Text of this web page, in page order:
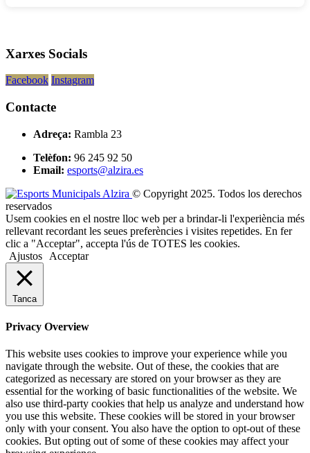
Xarxes Socials
Facebook Instagram
Contacte
Adreça: Rambla 23
Telèfon: 96 245 92 50
Email: esports@alzira.es
© Copyright 2025. Todos los derechos
reservados
Usem cookies en el nostre lloc web per a brindar-li l'experiència més
rellevant recordant les seues preferències i visites repetides. En fer
clic a "Acceptar", accepta l'ús de TOTES les cookies.
Ajustos
Acceptar
Tanca
Privacy Overview
This website uses cookies to improve your experience while you
navigate through the website. Out of these, the cookies that are
categorized as necessary are stored on your browser as they are
essential for the working of basic functionalities of the website. We
also use third-party cookies that help us analyze and understand how
you use this website. These cookies will be stored in your browser
only with your consent. You also have the option to opt-out of these
cookies. But opting out of some of these cookies may affect your